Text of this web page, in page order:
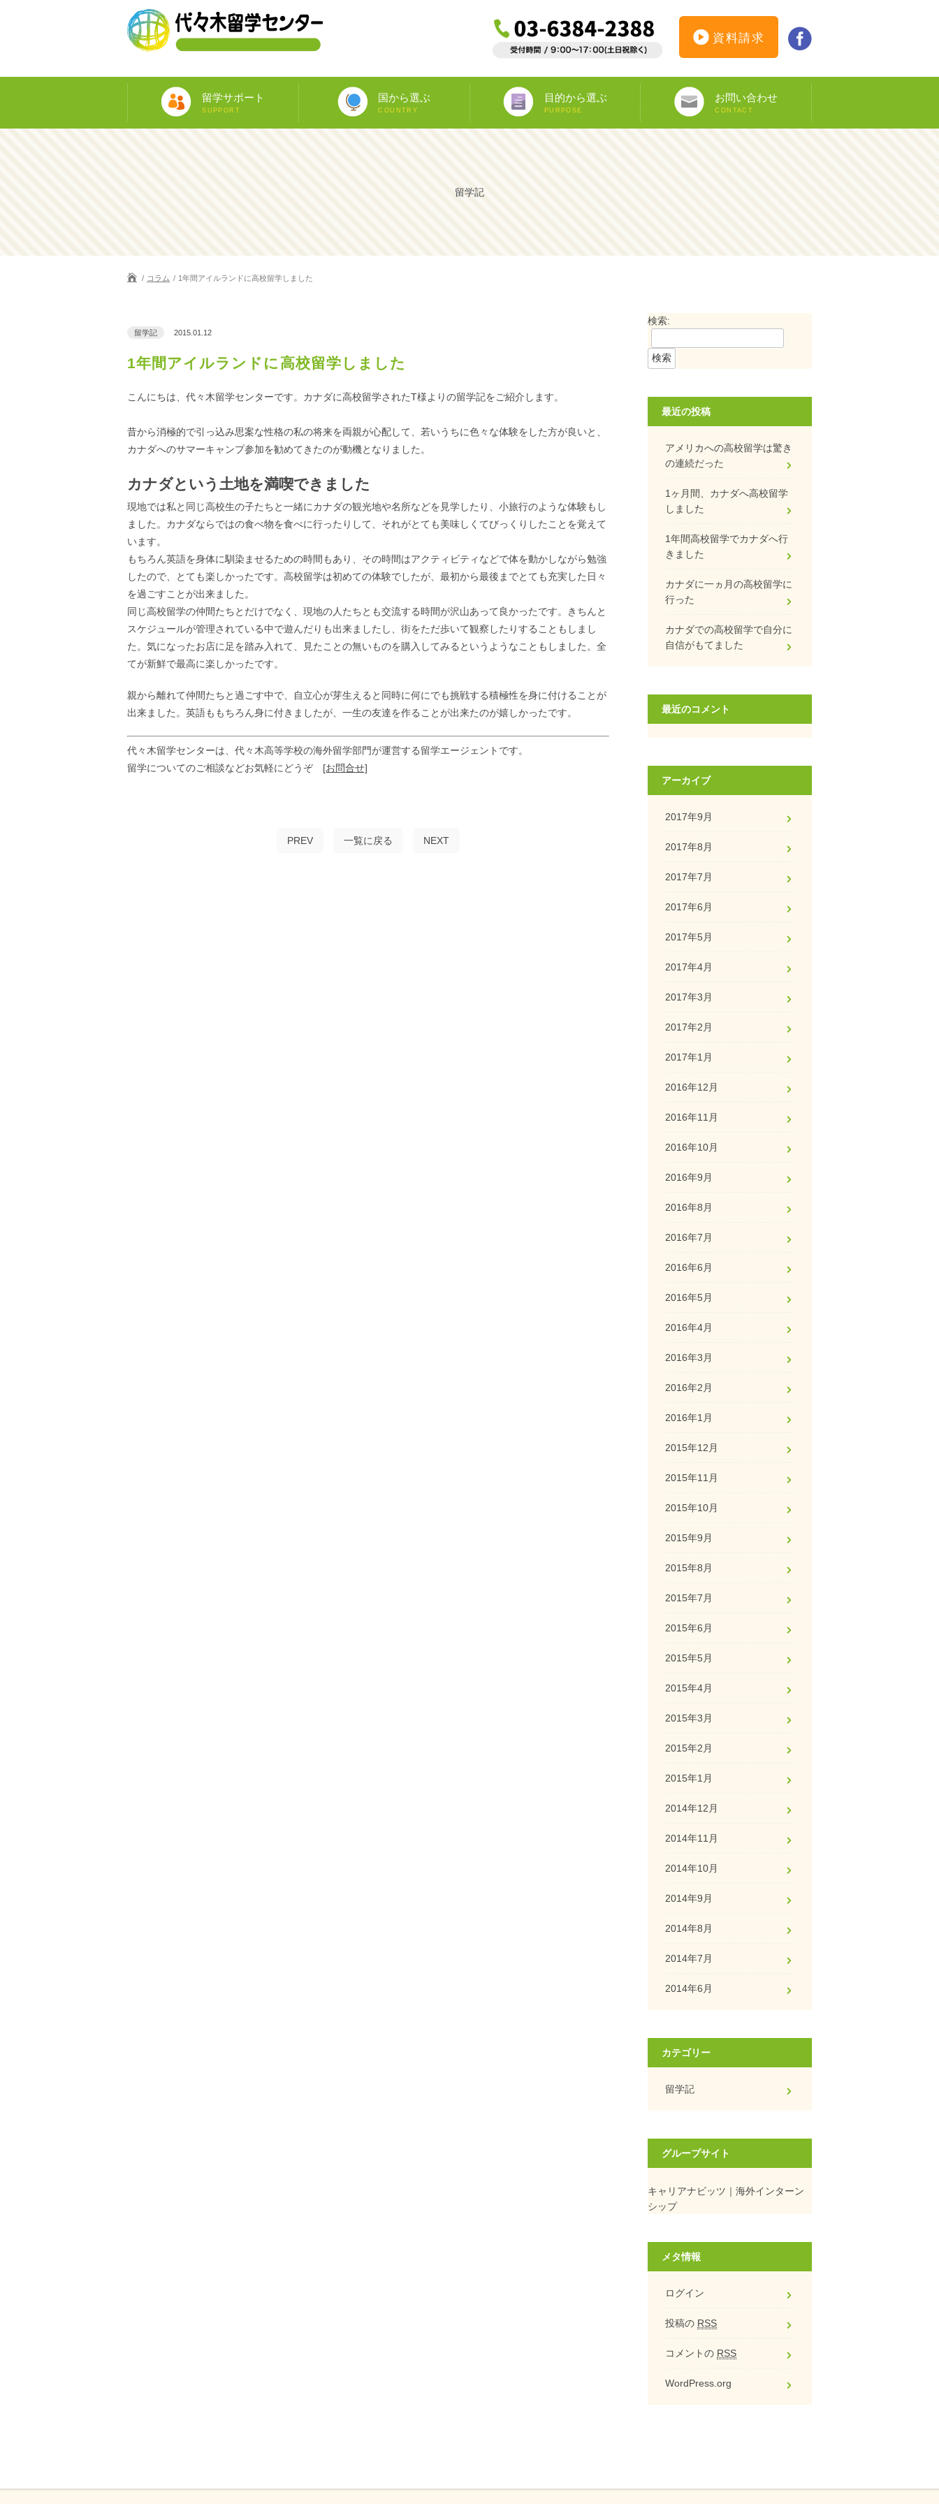
資料請求
留学サポート
SUPPORT
国から選ぶ
COUNTRY
アメリカ
カナダ
オーストラリア
ニュージーランド
イギリス
アイルランド
マルタ
イタリア
スペイン
フランス
ドイツ
南アフリカ
目的から選ぶ
PURPOSE
語学留学
教師宅ホームステイ
中学/高校正規留学
大学正規留学
専門留学
語学プラスα
海外ボランティア
海外インターンシップ
オペア
ワーキングホリデー
お問い合わせ
CONTACT
カウンセリング予約
資料請求
オンライン申し込み
インターンシップ仮登録
ビザ申請サポート
DS-160
留学記
コラム 1年間アイルランドに高校留学しました
留学記 2015.01.12
1年間アイルランドに高校留学しました
こんにちは、代々木留学センターです。カナダに高校留学されたT様よりの留学記をご紹介します。
昔から消極的で引っ込み思案な性格の私の将来を両親が心配して、若いうちに色々な体験をした方が良いと、
カナダへのサマーキャンプ参加を勧めてきたのが動機となりました。
カナダという土地を満喫できました
現地では私と同じ高校生の子たちと一緒にカナダの観光地や名所などを見学したり、小旅行のような体験もし
ました。カナダならではの食べ物を食べに行ったりして、それがとても美味しくてびっくりしたことを覚えて
います。
もちろん英語を身体に馴染ませるための時間もあり、その時間はアクティビティなどで体を動かしながら勉強
したので、とても楽しかったです。高校留学は初めての体験でしたが、最初から最後までとても充実した日々
を過ごすことが出来ました。
同じ高校留学の仲間たちとだけでなく、現地の人たちとも交流する時間が沢山あって良かったです。きちんと
スケジュールが管理されている中で遊んだりも出来ましたし、街をただ歩いて観察したりすることもしまし
た。気になったお店に足を踏み入れて、見たことの無いものを購入してみるというようなこともしました。全
てが新鮮で最高に楽しかったです。
親から離れて仲間たちと過ごす中で、自立心が芽生えると同時に何にでも挑戦する積極性を身に付けることが
出来ました。英語ももちろん身に付きましたが、一生の友達を作ることが出来たのが嬉しかったです。
代々木留学センターは、代々木高等学校の海外留学部門が運営する留学エージェントです。
留学についてのご相談などお気軽にどうぞ [お問合せ]
PREV 一覧に戻る NEXT
検索:
最近の投稿
アメリカへの高校留学は驚き
の連続だった
1ヶ月間、カナダへ高校留学
しました
1年間高校留学でカナダへ行
きました
カナダに一ヵ月の高校留学に
行った
カナダでの高校留学で自分に
自信がもてました
最近のコメント
アーカイブ
2017年9月
2017年8月
2017年7月
2017年6月
2017年5月
2017年4月
2017年3月
2017年2月
2017年1月
2016年12月
2016年11月
2016年10月
2016年9月
2016年8月
2016年7月
2016年6月
2016年5月
2016年4月
2016年3月
2016年2月
2016年1月
2015年12月
2015年11月
2015年10月
2015年9月
2015年8月
2015年7月
2015年6月
2015年5月
2015年4月
2015年3月
2015年2月
2015年1月
2014年12月
2014年11月
2014年10月
2014年9月
2014年8月
2014年7月
2014年6月
カテゴリー
留学記
グループサイト
キャリアナビッツ｜海外インターン
シップ
メタ情報
ログイン
投稿の RSS
コメントの RSS
WordPress.org